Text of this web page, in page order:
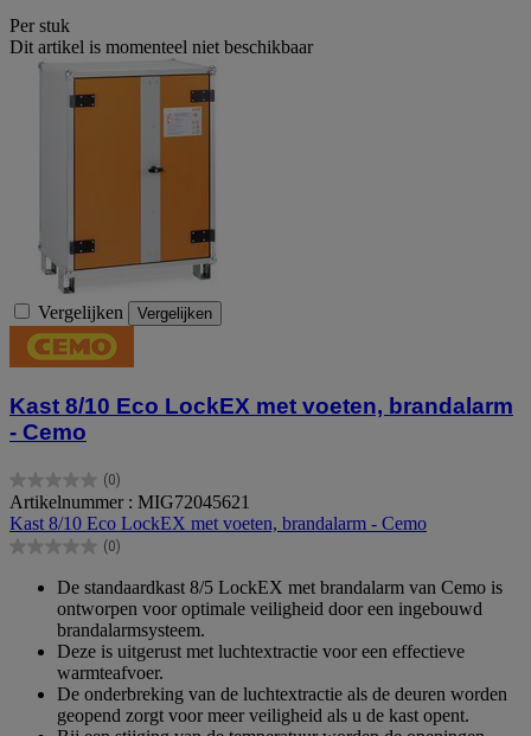
Per stuk
Dit artikel is momenteel niet beschikbaar
Vergelijken Vergelijken
Kast 8/10 Eco LockEX met voeten, brandalarm
- Cemo
(0)
0.0
van
de
5
Artikelnummer : MIG72045621
Kast 8/10 Eco LockEX met voeten, brandalarm - Cemo
(0)
0.0
sterren.
De standaardkast 8/5 LockEX met brandalarm van Cemo is
ontworpen voor optimale veiligheid door een ingebouwd
brandalarmsysteem.
Deze is uitgerust met luchtextractie voor een effectieve
warmteafvoer.
De onderbreking van de luchtextractie als de deuren worden
geopend zorgt voor meer veiligheid als u de kast opent.